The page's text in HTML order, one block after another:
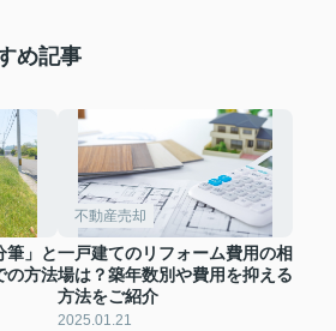
め記事
筆」と
の方法
不動産売却
一戸建てのリフォーム費用の相
場は？築年数別や費用を抑える
方法をご紹介
2025.01.21